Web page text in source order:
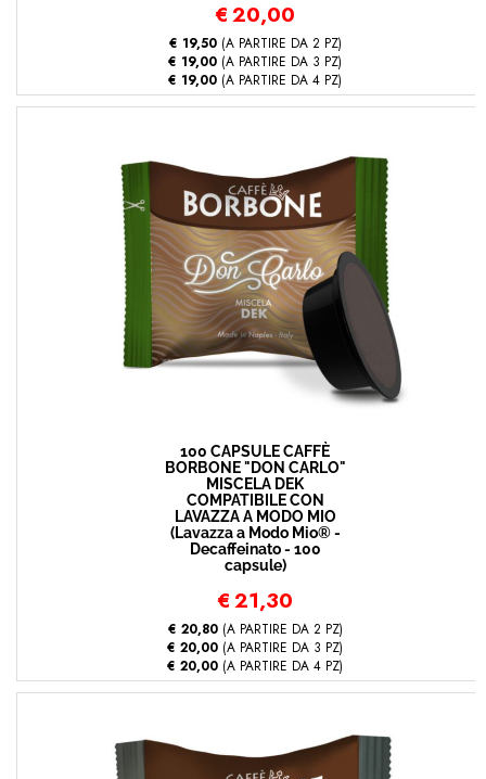
€20,00
€ 19,50(A PARTIRE DA 2 PZ)
€ 19,00 (A PARTIRE DA 3 PZ)
€ 19,00 (A PARTIRE DA 4 PZ)
100 CAPSULE CAFFÈ
BORBONE "DON CARLO"
MISCELA DEK
COMPATIBILE CON
LAVAZZA A MODO MIO
(Lavazza a Modo Mio® -
Decaffeinato - 100
capsule)
€21,30
€ 20,80(A PARTIRE DA 2 PZ)
€ 20,00 (A PARTIRE DA 3 PZ)
€ 20,00 (A PARTIRE DA 4 PZ)